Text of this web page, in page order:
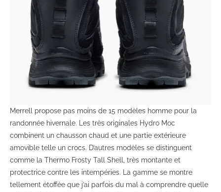
Merrell propose pas moins de 15 modèles homme pour la
randonnée hivernale. Les très originales Hydro Moc
combinent un chausson chaud et une partie extérieure
amovible telle un crocs. D’autres modèles se distinguent
comme la Thermo Frosty Tall Shell, très montante et
protectrice contre les intempéries. La gamme se montre
tellement étoffée que j’ai parfois du mal à comprendre quelle